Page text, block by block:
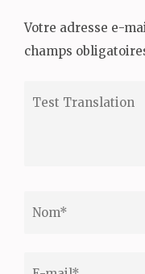
Votre adresse e-
champs